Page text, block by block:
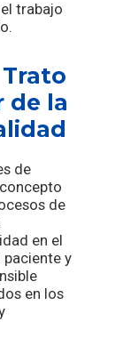
trabajo
de la
de
de
en el
y
en los